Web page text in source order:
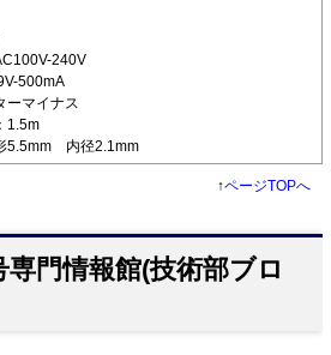
240V
500mA
ーマイナス
1.5m
5.5mm 内径2.1mm
↑ページTOPへ
専門情報館(技術部ブロ